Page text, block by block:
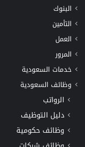
البنوك
التأمين
العمل
المرور
خدمات السعودية
وظائف السعودية
الرواتب
دليل التوظيف
وظائف حكومية